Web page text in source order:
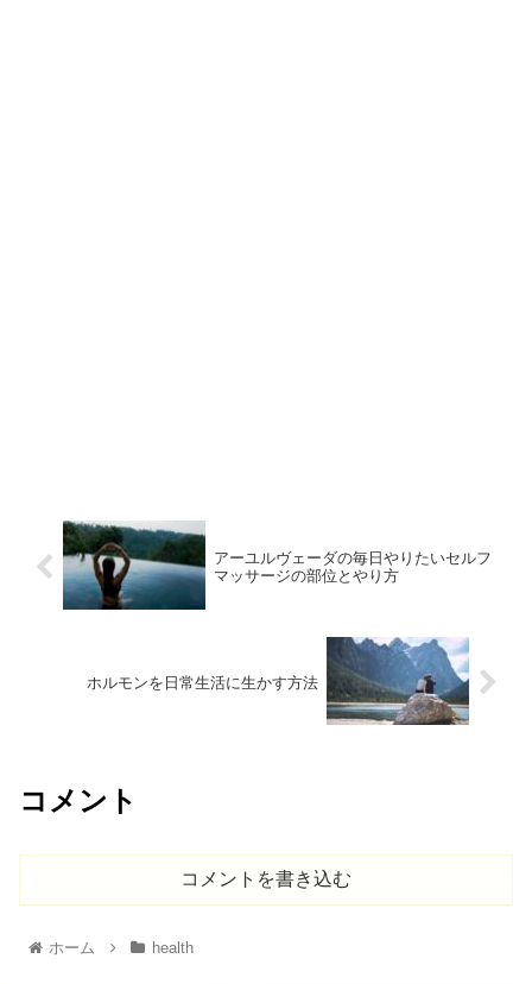
アーユルヴェーダの毎日やりたいセルフ
マッサージの部位とやり方
ホルモンを日常生活に生かす方法
コメント
コメントを書き込む
ホーム health